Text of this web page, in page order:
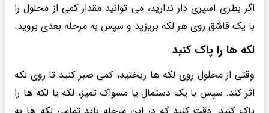
اگر بطری اسپری دار ندارید، می توانید مقدار کمی از محلول را
با یک قاشق روی هر لکه بریزید و سپس به مرحله بعدی بروید.
لکه ها را پاک کنید
وقتی از محلول روی لکه ها ریختید، کمی صبر کنید تا روی لکه
اثر کند. سپس با یک دستمال یا مسواک تمیز، لکه یا لکه ها را